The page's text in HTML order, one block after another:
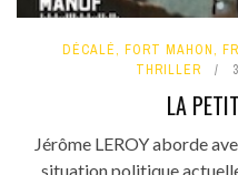
DÉCALÉ, FORT MAHON,
THRILLER
LA
Jérôme LEROY aborde
situation politique